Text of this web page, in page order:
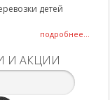
детей
подробнее...
И АКЦИИ